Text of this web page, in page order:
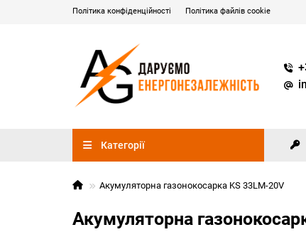
Політика конфіденційності Політика файлів cookie
Категорії
Акумуляторна газонокосарка KS 33LM-20V
Акумуляторна